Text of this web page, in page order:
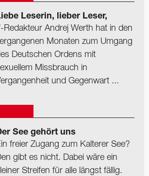
Leserin, lieber Leser,
Redakteur Andrej Werth hat in den
Monaten zum Umgang
Deutschen Ordens mit
Missbrauch in
und Gegenwart ...
See gehört uns
freier Zugang zum Kalterer See?
gibt es nicht. Dabei wäre ein
Streifen für alle längst fällig.